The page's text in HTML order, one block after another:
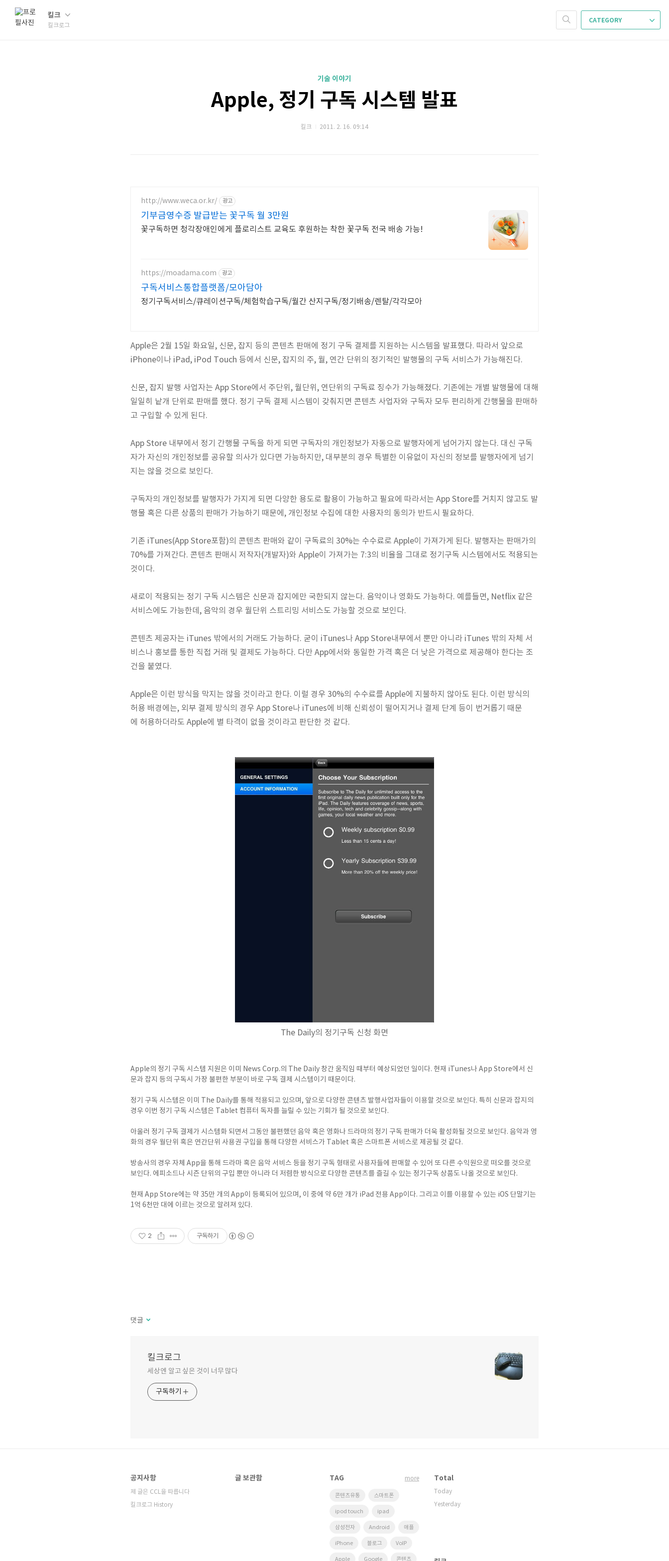
킬크
킬크로그
CATEGORY
기술 이야기
Apple, 정기 구독 시스템 발표
킬크 2011. 2. 16. 09:14
http://www.weca.or.kr/ 광고
기부금영수증 발급받는 꽃구독 월 3만원
꽃구독하면 청각장애인에게 플로리스트 교육도 후원하는 착한 꽃구독 전국 배송 가능!
https://moadama.com 광고
구독서비스통합플랫폼/모아담아
정기구독서비스/큐레이션구독/체험학습구독/월간 산지구독/정기배송/렌탈/각각모아
Apple은 2월 15일 화요일, 신문, 잡지 등의 콘텐츠 판매에 정기 구독 결제를 지원하는 시스템을 발표했다. 따라서 앞으로
iPhone이나 iPad, iPod Touch 등에서 신문, 잡지의 주, 월, 연간 단위의 정기적인 발행물의 구독 서비스가 가능해진다.
신문, 잡지 발행 사업자는 App Store에서 주단위, 월단위, 연단위의 구독료 징수가 가능해졌다. 기존에는 개별 발행물에 대해
일일히 낱개 단위로 판매를 했다. 정기 구독 결제 시스템이 갖춰지면 콘텐츠 사업자와 구독자 모두 편리하게 간행물을 판매하
고 구입할 수 있게 된다.
App Store 내부에서 정기 간행물 구독을 하게 되면 구독자의 개인정보가 자동으로 발행자에게 넘어가지 않는다. 대신 구독
자가 자신의 개인정보를 공유할 의사가 있다면 가능하지만, 대부분의 경우 특별한 이유없이 자신의 정보를 발행자에게 넘기
지는 않을 것으로 보인다.
구독자의 개인정보를 발행자가 가지게 되면 다양한 용도로 활용이 가능하고 필요에 따라서는 App Store를 거치지 않고도 발
행물 혹은 다른 상품의 판매가 가능하기 때문에, 개인정보 수집에 대한 사용자의 동의가 반드시 필요하다.
기존 iTunes(App Store포함)의 콘텐츠 판매와 같이 구독료의 30%는 수수료로 Apple이 가져가게 된다. 발행자는 판매가의
70%를 가져간다. 콘텐츠 판매시 저작자(개발자)와 Apple이 가져가는 7:3의 비율을 그대로 정기구독 시스템에서도 적용되는
것이다.
새로이 적용되는 정기 구독 시스템은 신문과 잡지에만 국한되지 않는다. 음악이나 영화도 가능하다. 예를들면, Netflix 같은
서비스에도 가능한데, 음악의 경우 월단위 스트리밍 서비스도 가능할 것으로 보인다.
콘텐츠 제공자는 iTunes 밖에서의 거래도 가능하다. 굳이 iTunes나 App Store내부에서 뿐만 아니라 iTunes 밖의 자체 서
비스나 홍보를 통한 직접 거래 및 결제도 가능하다. 다만 App에서와 동일한 가격 혹은 더 낮은 가격으로 제공해야 한다는 조
건을 붙였다.
Apple은 이런 방식을 막지는 않을 것이라고 한다. 이럴 경우 30%의 수수료를 Apple에 지불하지 않아도 된다. 이런 방식의
허용 배경에는, 외부 결제 방식의 경우 App Store나 iTunes에 비해 신뢰성이 떨어지거나 결제 단계 등이 번거롭기 때문
에 허용하더라도 Apple에 별 타격이 없을 것이라고 판단한 것 같다.
The Daily의 정기구독 신청 화면
Apple의 정기 구독 시스템 지원은 이미 News Corp.의 The Daily 창간 움직임 때부터 예상되었던 일이다. 현재 iTunes나 App Store에서 신
문과 잡지 등의 구독시 가장 불편한 부분이 바로 구독 결제 시스템이기 때문이다.
정기 구독 시스템은 이미 The Daily를 통해 적용되고 있으며, 앞으로 다양한 콘텐츠 발행사업자들이 이용할 것으로 보인다. 특히 신문과 잡지의
경우 이번 정기 구독 시스템은 Tablet 컴퓨터 독자를 늘릴 수 있는 기회가 될 것으로 보인다.
아울러 정기 구독 결제가 시스템화 되면서 그동안 불편했던 음악 혹은 영화나 드라마의 정기 구독 판매가 더욱 활성화될 것으로 보인다. 음악과 영
화의 경우 월단위 혹은 연간단위 사용권 구입을 통해 다양한 서비스가 Tablet 혹은 스마트폰 서비스로 제공될 것 같다.
방송사의 경우 자체 App을 통해 드라마 혹은 음악 서비스 등을 정기 구독 형태로 사용자들에 판매할 수 있어 또 다른 수익원으로 떠오를 것으로
보인다. 에피소드나 시즌 단위의 구입 뿐만 아니라 더 저렴한 방식으로 다양한 콘텐츠를 즐길 수 있는 정기구독 상품도 나올 것으로 보인다.
현재 App Store에는 약 35만 개의 App이 등록되어 있으며, 이 중에 약 6만 개가 iPad 전용 App이다. 그리고 이를 이용할 수 있는 iOS 단말기는
1억 6천만 대에 이르는 것으로 알려져 있다.
2 구독하기
댓글
킬크로그
세상엔 알고 싶은 것이 너무 많다
구독하기
공지사항
제 글은 CCL을 따릅니다
킬크로그 History
글 보관함 TAG
콘텐츠유통 스마트폰
ipod touch ipad
삼성전자 Android 애플
iPhone 블로그 VoIP
Apple Google 콘텐츠
more Total
Today
Yesterday